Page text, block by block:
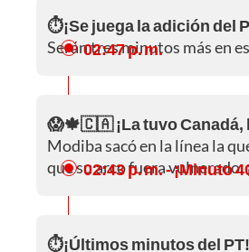
⏱️¡Se juega la adición del
Serán tres minutos más en
02:47 p. m.
😱🍁🇨🇦 ¡La tuvo
Modiba sacó en la línea la
que su arco fuera
02:43 p. m.- ¡Minuto
⏱️¡Últimos minutos del